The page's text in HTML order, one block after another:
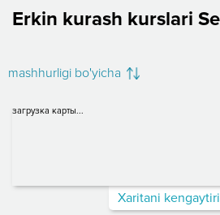
Erkin kurash kurslari
mashhurligi bo'yicha
загрузка карты...
Xaritani